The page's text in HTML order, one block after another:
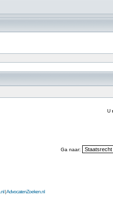
U
Ga naar:
|AdvocatenZoeken.nl